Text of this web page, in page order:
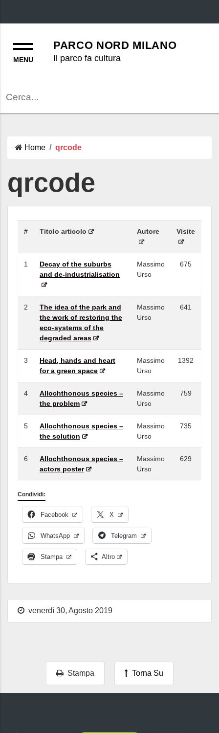
PARCO NORD MILANO
Il parco fa cultura
Home qrcode
qrcode
# Titolo articolo Autore Visite
1
Decay of the suburbs
and de-industrialisation
Massimo
Urso
675
2
The idea of the park and
the work of restoring the
eco-systems of the
degraded areas
Massimo
Urso
641
3
Head, hands and heart
for a green space
Massimo
Urso
1392
4
Allochthonous species –
the problem
Massimo
Urso
759
5
Allochthonous species –
the solution
Massimo
Urso
735
6
Allochthonous species –
actors poster
Massimo
Urso
629
Condividi:
Facebook X
WhatsApp Telegram
Stampa Altro
venerdì 30, Agosto 2019
Stampa Torna Su